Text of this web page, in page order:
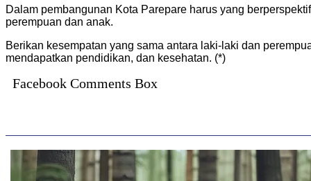
Dalam pembangunan Kota Parepare harus yang
perempuan dan anak.
Berikan kesempatan yang sama antara laki-laki dan
mendapatkan pendidikan, dan kesehatan. (*)
Facebook Comments Box